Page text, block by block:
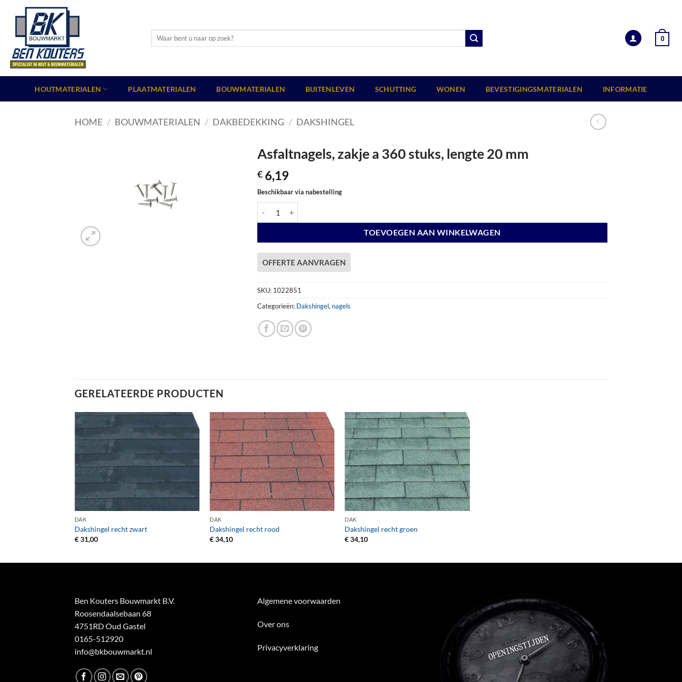
Zoeken
0
HOUTMATERIALEN PLAATMATERIALEN BOUWMATERIALEN BUITENLEVEN SCHUTTING WONEN BEVESTIGINGSMATERIALEN INFORMATIE
HOME / BOUWMATERIALEN / DAKBEDEKKING / DAKSHINGEL
Asfaltnagels, zakje a 360 stuks, lengte 20 mm
€ 6,19
Beschikbaar via nabestelling
TOEVOEGEN AAN WINKELWAGEN
OFFERTE AANVRAGEN
SKU: 1022851
Categorieën: Dakshingel, nagels
GERELATEERDE PRODUCTEN
+
DAK
Dakshingel recht zwart
€31,00
+
DAK
Dakshingel recht rood
€34,10
+
DAK
Dakshingel recht groen
€34,10
Ben Kouters Bouwmarkt B.V.
Roosendaalsebaan 68
4751RD Oud Gastel
0165-512920
info@bkbouwmarkt.nl
Algemene voorwaarden
Over ons
Privacyverklaring